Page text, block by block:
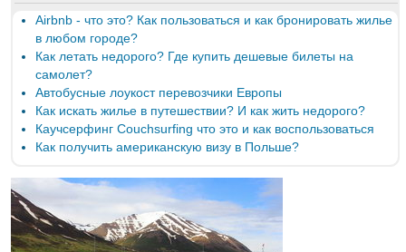
Airbnb - что это? Как пользоваться и как бронировать жилье
в любом городе?
Как летать недорого? Где купить дешевые билеты на
самолет?
Автобусные лоукост перевозчики Европы
Как искать жилье в путешествии? И как жить недорого?
Каучсерфинг Couchsurfing что это и как воспользоваться
Как получить американскую визу в Польше?